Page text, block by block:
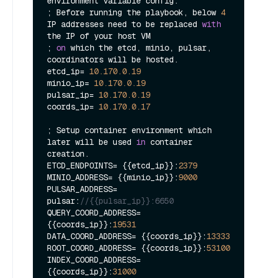
; Before running the playbook, below 4
IP addresses need to be replaced with
the IP of your host VM
; on which the etcd, minio, pulsar,
coordinators will be hosted.
etcd_ip= 10.170.0.19
minio_ip= 10.170.0.19
pulsar_ip= 10.170.0.19
coords_ip= 10.170.0.17
; Setup container environment which
later will be used in container
creation.
ETCD_ENDPOINTS= {{etcd_ip}}: 2379
MINIO_ADDRESS= {{minio_ip}}:9000
PULSAR_ADDRESS=
pulsar: //{{pulsar_ip}}:6650
QUERY_COORD_ADDRESS=
{{coords_ip}}:19531
DATA_COORD_ADDRESS= {{coords_ip}}:13333
ROOT_COORD_ADDRESS= {{coords_ip}}:53100
INDEX_COORD_ADDRESS=
{{coords_ip}}:31000